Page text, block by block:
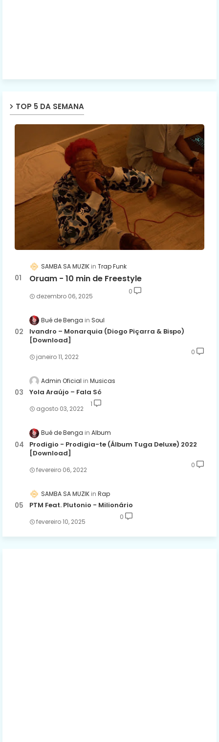
TOP 5 DA SEMANA
SAMBA SA MUZIK Trap Funk
Oruam - 10 min de Freestyle
dezembro 06, 2025
0
Bué de Benga Soul
Ivandro – Monarquia (Diogo Piçarra & Bispo)
[Download]
janeiro 11, 2022
0
Admin Oficial Musicas
Yola Araújo – Fala Só
agosto 03, 2022
1
Bué de Benga Album
Prodigio - Prodigia-te (Álbum Tuga Deluxe) 2022
[Download]
fevereiro 06, 2022
0
SAMBA SA MUZIK Rap
PTM Feat. Plutonio - Milionário
fevereiro 10, 2025
0